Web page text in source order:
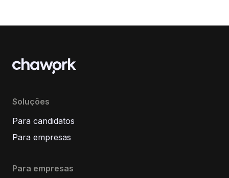
Soluções
Para candidatos
Para empresas
Para empresas